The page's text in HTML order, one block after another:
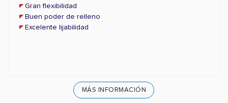
Gran flexibilidad
Buen poder de relleno
Excelente lijabilidad
MÁS INFORMACIÓN